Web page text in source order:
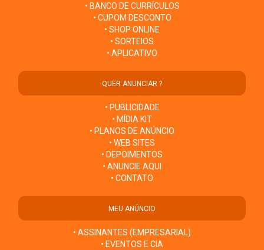
• BANCO DE CURRÍCULOS
• CUPOM DESCONTO
• SHOP ONLINE
• SORTEIOS
• APLICATIVO
QUER ANUNCIAR ?
• PUBLICIDADE
• MÍDIA KIT
• PLANOS DE ANÚNCIO
• WEB SITES
• DEPOIMENTOS
• ANUNCIE AQUI
• CONTATO
MEU ANÚNCIO
• ASSINANTES (EMPRESARIAL)
• EVENTOS E CIA